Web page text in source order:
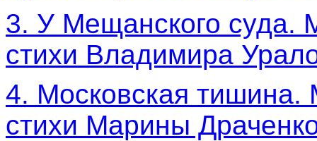
3. У Мещанского суда.
стихи Владимира
4. Московская
стихи Марины